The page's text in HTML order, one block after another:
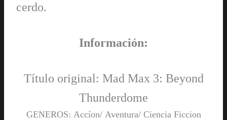
cerdo.
Información:
Título original: Mad Max 3: Beyond
Thunderdome
GENEROS: Accíon/ Aventura/ Ciencia Ficcion